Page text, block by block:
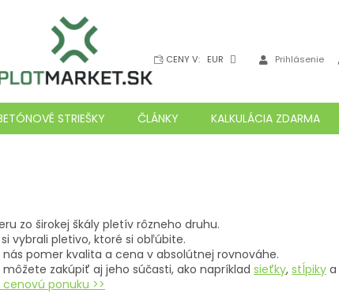
CENY V: EUR Prihlásenie
STRIEŠKY ČLÁNKY KALKULÁCIA ZDARMA
zo širokej škály pletív rôzneho druhu.
vybrali pletivo, ktoré si obľúbite.
pomer kvalita a cena v absolútnej rovnováhe.
zakúpiť aj jeho súčasti, ako napríklad sieťky, stĺpiky a
ponuku >>